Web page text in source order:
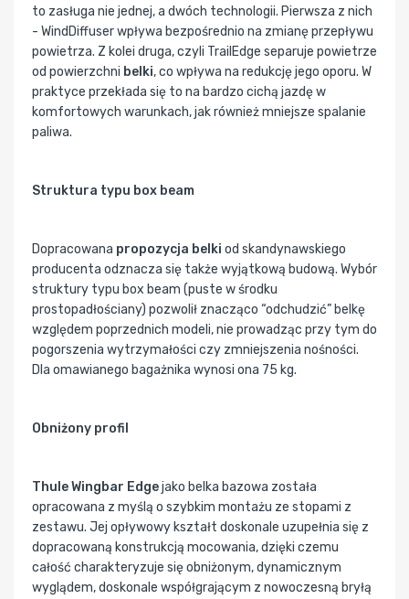
to zasługa nie jednej, a dwóch technologii. Pierwsza z nich
- WindDiffuser wpływa bezpośrednio na zmianę przepływu
powietrza. Z kolei druga, czyli TrailEdge separuje powietrze
od powierzchni belki, co wpływa na redukcję jego oporu. W
praktyce przekłada się to na bardzo cichą jazdę w
komfortowych warunkach, jak również mniejsze spalanie
paliwa.
Struktura typu box beam
Dopracowana propozycja belki od skandynawskiego
producenta odznacza się także wyjątkową budową. Wybór
struktury typu box beam (puste w środku
prostopadłościany) pozwolił znacząco “odchudzić” belkę
względem poprzednich modeli, nie prowadząc przy tym do
pogorszenia wytrzymałości czy zmniejszenia nośności.
Dla omawianego bagażnika wynosi ona 75 kg.
Obniżony profil
Thule Wingbar Edgejako belka bazowa została
opracowana z myślą o szybkim montażu ze stopami z
zestawu. Jej opływowy kształt doskonale uzupełnia się z
dopracowaną konstrukcją mocowania, dzięki czemu
całość charakteryzuje się obniżonym, dynamicznym
wyglądem, doskonale współgrającym z nowoczesną bryłą